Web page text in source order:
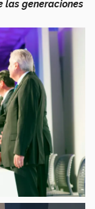
las generaciones